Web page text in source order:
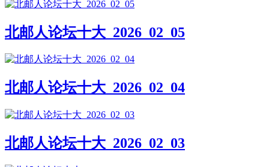
北邮人论坛十大_2026_02_05
北邮人论坛十大_2026_02_04
北邮人论坛十大_2026_02_03